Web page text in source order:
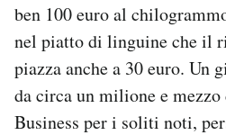
ben 100 euro al
nel piatto di linguine che il
piazza anche a 30 euro. Un
da circa un milione e mezzo
Business per i soliti noti,